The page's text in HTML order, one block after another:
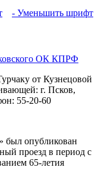
- Уменьшить шрифт
ОК КПРФ
от Кузнецовой
г. Псков,
55-20-60
был опубликован
проезд в период с
65-летия